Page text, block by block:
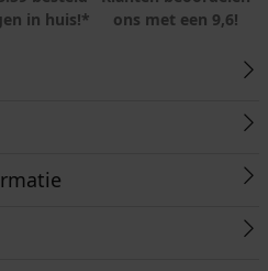
in huis!*
ons met een 9,6!